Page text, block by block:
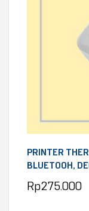
PRINTER
BLUETOOH,
Rp275.000